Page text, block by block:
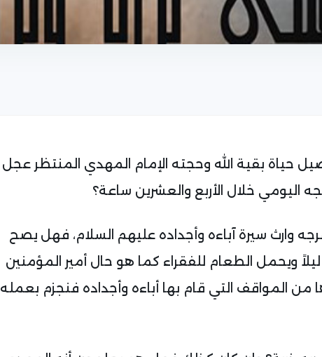
حياة بقية الله وحجته الإمام المهدي المنتظر عجل
اليومي خلال الأربع والعشرين ساعة؟
وارث سيرة آباءه وأجداده عليهم السلام، فهل يصح
ويحمل الطعام للفقراء كما هو حال أمير المؤمنين
من المواقف التي قام بها أباءه وأجداده فنجزم بعمله